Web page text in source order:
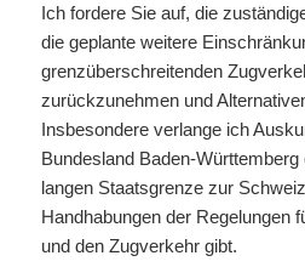
Ich fordere Sie auf, die
die geplante weitere
grenzüberschreitenden
zurückzunehmen und
Insbesondere verlange ich
Bundesland Baden-
langen Staatsgrenze zur
Handhabungen der Regelungen
und den Zugverkehr gibt.